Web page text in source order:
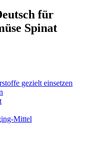
für
Spinat
gezielt einsetzen
Mittel